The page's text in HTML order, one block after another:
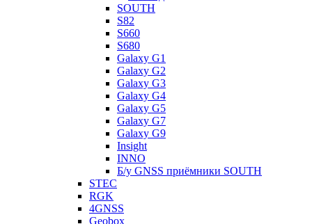
SOUTH
S82
S660
S680
Galaxy G1
Galaxy G2
Galaxy G3
Galaxy G4
Galaxy G5
Galaxy G7
Galaxy G9
Insight
INNO
Б/у GNSS приёмники SOUTH
STEC
RGK
4GNSS
Geobox